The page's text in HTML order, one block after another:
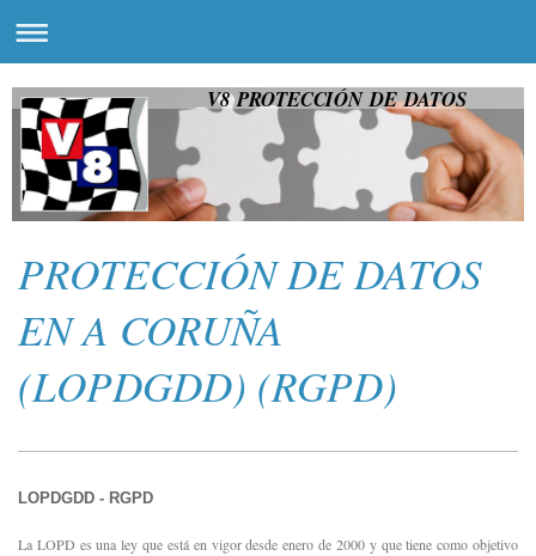
V8 PROTECCIÓN DE DATOS
PROTECCIÓN DE DATOS
EN A CORUÑA
(LOPDGDD) (RGPD)
LOPDGDD - RGPD
La LOPD es una ley que está en vigor desde enero de 2000 y que tiene como objetivo